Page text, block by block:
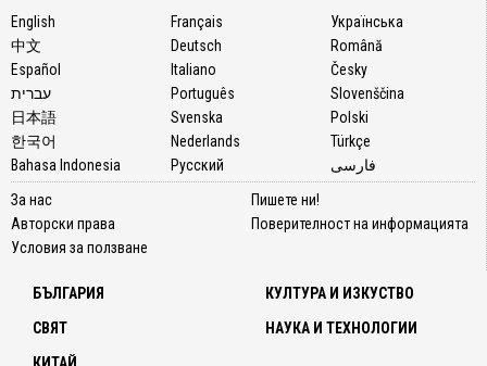
English
中文
Español
עברית
日本語
한국어
Bahasa Indonesia
Français
Deutsch
Italiano
Português
Svenska
Nederlands
Русский
Українська
Română
Česky
Slovenščina
Polski
Türkçe
فارسی
За нас
Авторски права
Условия за ползване
Пишете ни!
Поверителност на информацията
БЪЛГАРИЯ
СВЯТ
КУЛТУРА И ИЗКУСТВО
НАУКА И ТЕХНОЛОГИИ